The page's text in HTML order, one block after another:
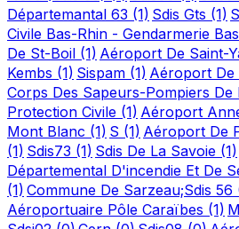
Départemantal 63 (1) Sdis Gts (1)
Civile Bas-Rhin - Gendarmerie
De St-Boil (1) Aéroport De Saint-
Kembs (1) Sispam (1) Aéroport De
Corps Des Sapeurs-Pompiers De
Protection Civile (1) Aéroport
Mont Blanc (1) S (1) Aéroport De
(1) Sdis73 (1) Sdis De La Savoie (1)
Départemental D'incendie Et De
(1) Commune De Sarzeau;Sdis 56
Aéroportuaire Pôle Caraïbes (1)